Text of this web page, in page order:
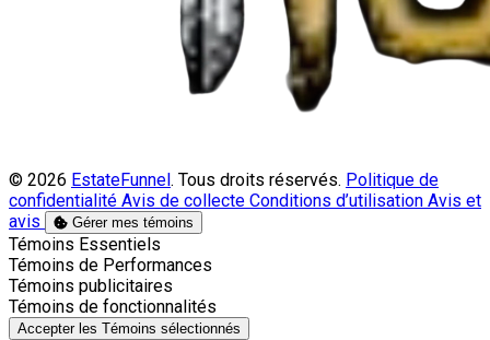
© 2026 EstateFunnel . Tous droits réservés. Politique de
confidentialité Avis de collecte Conditions d’utilisation Avis et
avis
Gérer mes témoins
Activer
Témoins Essentiels
Activer
Témoins de Performances
Activer
Témoins publicitaires
Activer
Témoins de fonctionnalités
Accepter les Témoins sélectionnés